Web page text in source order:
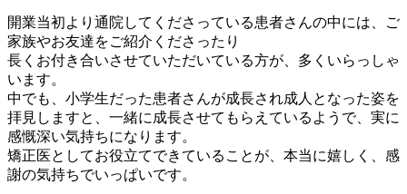
開業当初より通院してくださっている患者さんの中には、ご
家族やお友達をご紹介くださったり
長くお付き合いさせていただいている方が、多くいらっしゃ
います。
中でも、小学生だった患者さんが成長され成人となった姿を
拝見しますと、一緒に成長させてもらえているようで、実に
感慨深い気持ちになります。
矯正医としてお役立てできていることが、本当に嬉しく、感
謝の気持ちでいっぱいです。